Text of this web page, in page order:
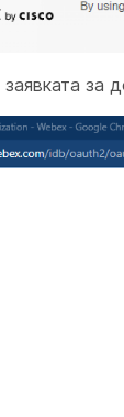
заявката за